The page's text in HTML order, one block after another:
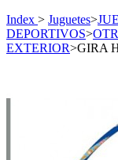
Index > Juguetes>
DEPORTIVOS>
EXTERIOR>GIRA